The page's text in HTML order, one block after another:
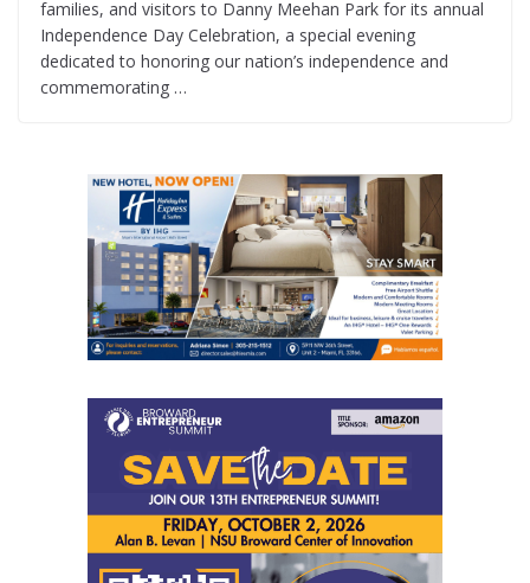
families, and visitors to Danny Meehan Park for its annual
Independence Day Celebration, a special evening
dedicated to honoring our nation’s independence and
commemorating …